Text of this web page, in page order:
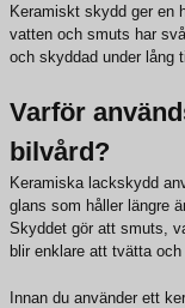
Keramiskt skydd ger en
vatten och smuts har
och skyddad under lång
Varför
bilvård?
Keramiska lackskydd
glans som håller längre
Skyddet gör att smuts,
blir enklare att tvätta och
Innan du använder ett